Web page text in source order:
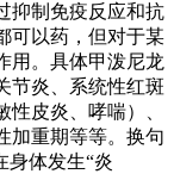
抑制免疫反应和抗
可以药，但对于某
用。具体甲泼尼龙
节炎、系统性红斑
皮炎、哮喘）、
加重期等等。换句
身体发生“炎